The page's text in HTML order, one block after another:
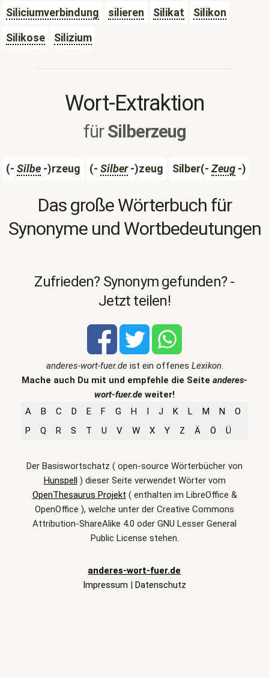
Siliciumverbindung
silieren Silikat
Silikon
Silikose
Silizium
Wort-Extraktion
fürSilberzeug
(- Silbe -)rzeug (- Silber-)zeug Silber(- Zeug -)
Das große Wörterbuch für
Synonyme und Wortbedeutungen
Zufrieden? Synonym gefunden? -
Jetzt teilen!
anderes-wort-fuer.deist ein offenes Lexikon.
Mache auch Du mit und empfehle die Seite anderes-
wort-fuer.de weiter!
A
B C D E F G H I J K L M N
O
P
Q R S T U V W X Y Z Ä Ö Ü
Der Basiswortschatz ( open-source Wörterbücher von
Hunspell) dieser Seite verwendet Wörter vom
OpenThesaurus Projekt ( enthalten im LibreOffice &
OpenOffice ), welche unter der Creative Commons
Attribution-ShareAlike 4.0 oder GNU Lesser General
Public License stehen.
anderes-wort-fuer.de
Impressum | Datenschutz